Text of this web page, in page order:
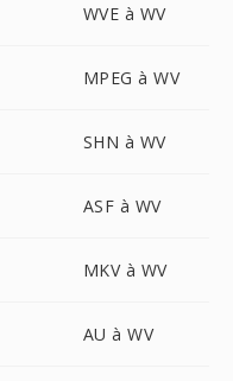
WVE à WV
MPEG à WV
SHN à WV
ASF à WV
MKV à WV
AU à WV